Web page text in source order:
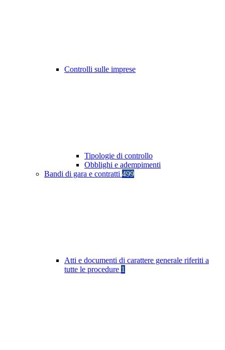
Controlli sulle imprese
Tipologie di controllo
Obblighi e adempimenti
Bandi di gara e contratti 499
Atti e documenti di carattere generale riferiti a
tutte le procedure 1